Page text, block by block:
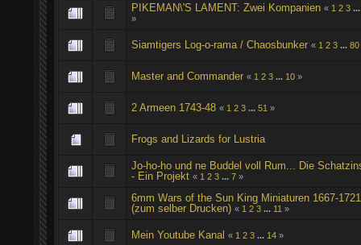
PIKEMAN\'S LAMENT: Zwei Kompanien « 1 2 3
»
Siamtigers Log-o-rama / Chaosbunker « 1 2 3 ...80
Master and Commander « 1 2 3 ... 10 »
2 Armeen 1743-48 « 1 2 3 ...51 »
Frogs and Lizards for Lustria
Jo-ho-ho und ne Buddel voll Rum... Die
- Ein Projekt « 1 2 3 ...7 »
6mm Wars of the Sun King Miniaturen 1667-1721
(zum selber Drucken) « 1 2 3 ... 11 »
Mein Youtube Kanal « 1 2 3 ... 14 »